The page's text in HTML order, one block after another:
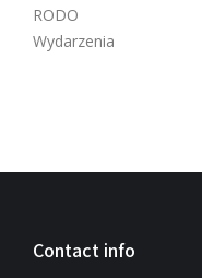
RODO
Wydarzenia
Contact info